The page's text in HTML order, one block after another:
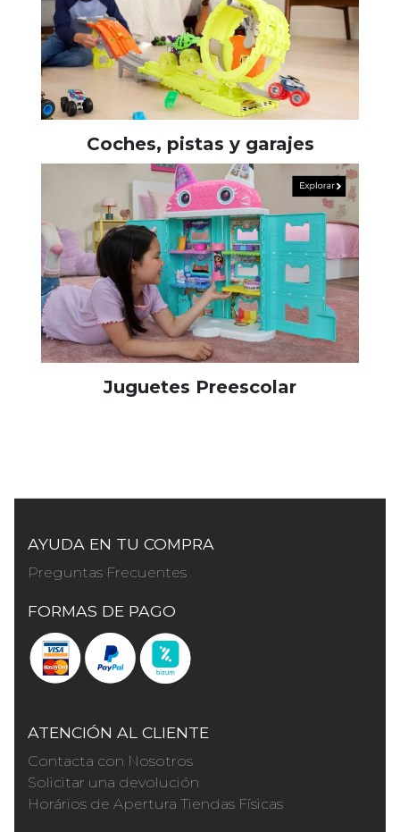
Coches, pistas y garajes
Juguetes Preescolar
AYUDA EN TU COMPRA
Preguntas Frecuentes
FORMAS DE PAGO
ATENCIÓN AL CLIENTE
Contacta con Nosotros
Solicitar una devolución
Horários de Apertura Tiendas Físicas